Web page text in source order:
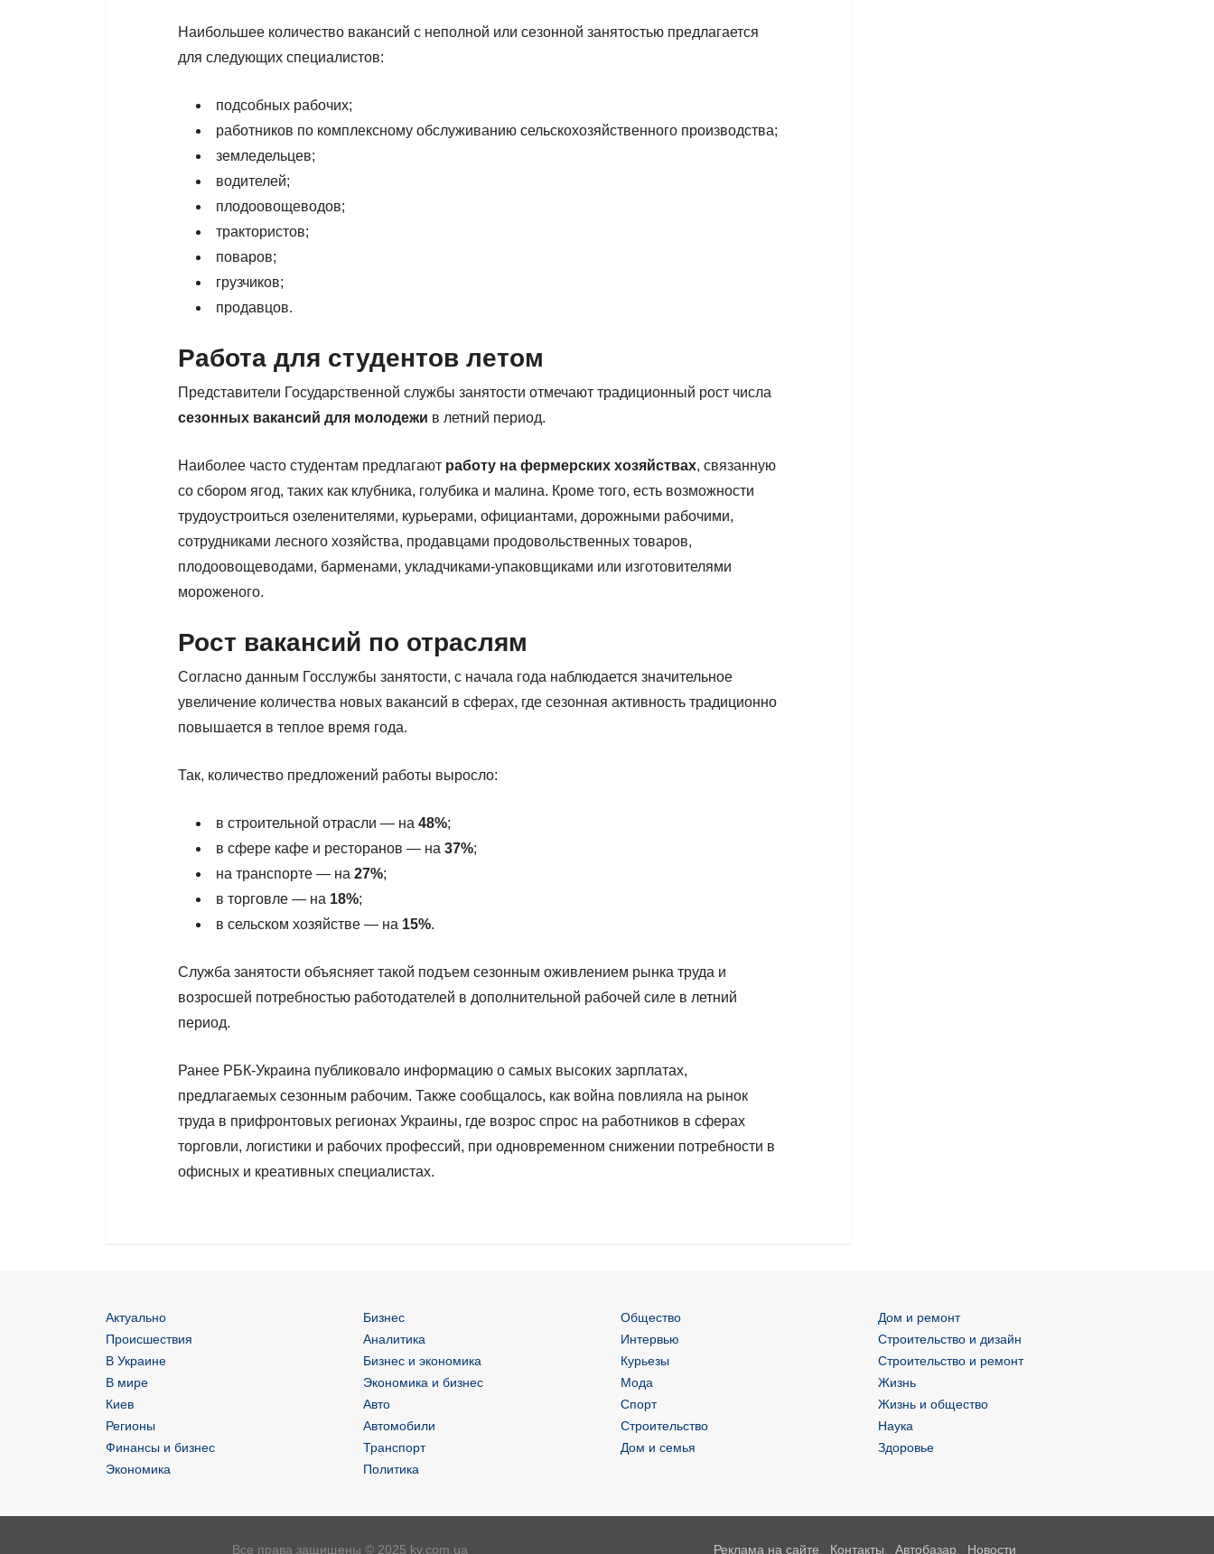
Наибольшее количество вакансий с неполной или сезонной занятостью предлагается
для следующих специалистов:
подсобных рабочих;
работников по комплексному обслуживанию сельскохозяйственного производства;
земледельцев;
водителей;
плодоовощеводов;
трактористов;
поваров;
грузчиков;
продавцов.
Работа для студентов летом
Представители Государственной службы занятости отмечают традиционный рост числа
сезонных вакансий для молодежи в летний период.
Наиболее часто студентам предлагают работу на фермерских хозяйствах, связанную
со сбором ягод, таких как клубника, голубика и малина. Кроме того, есть возможности
трудоустроиться озеленителями, курьерами, официантами, дорожными рабочими,
сотрудниками лесного хозяйства, продавцами продовольственных товаров,
плодоовощеводами, барменами, укладчиками-упаковщиками или изготовителями
мороженого.
Рост вакансий по отраслям
Согласно данным Госслужбы занятости, с начала года наблюдается значительное
увеличение количества новых вакансий в сферах, где сезонная активность традиционно
повышается в теплое время года.
Так, количество предложений работы выросло:
в строительной отрасли — на 48%;
в сфере кафе и ресторанов — на 37%;
на транспорте — на 27%;
в торговле — на 18%;
в сельском хозяйстве — на 15%.
Служба занятости объясняет такой подъем сезонным оживлением рынка труда и
возросшей потребностью работодателей в дополнительной рабочей силе в летний
период.
Ранее РБК-Украина публиковало информацию о самых высоких зарплатах,
предлагаемых сезонным рабочим. Также сообщалось, как война повлияла на рынок
труда в прифронтовых регионах Украины, где возрос спрос на работников в сферах
торговли, логистики и рабочих профессий, при одновременном снижении потребности в
офисных и креативных специалистах.
Актуально
Происшествия
В Украине
В мире
Киев
Регионы
Финансы и бизнес
Экономика
Бизнес
Аналитика
Бизнес и экономика
Экономика и бизнес
Авто
Автомобили
Транспорт
Политика
Общество
Интервью
Курьезы
Мода
Спорт
Строительство
Дом и семья
Дом и ремонт
Строительство и дизайн
Строительство и ремонт
Жизнь
Жизнь и общество
Наука
Здоровье
Все права защищены © 2025 kv.com.ua Реклама на сайте, Контакты, Автобазар, Новости